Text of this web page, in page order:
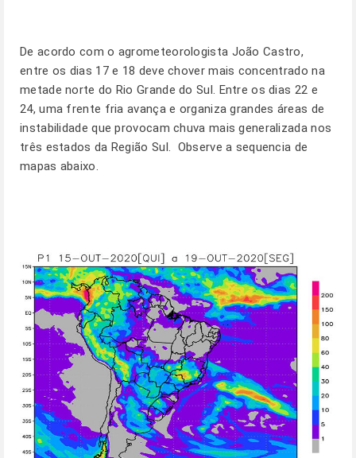
De acordo com o agrometeorologista João Castro,
entre os dias 17 e 18 deve chover mais concentrado na
metade norte do Rio Grande do Sul. Entre os dias 22 e
24, uma frente fria avança e organiza grandes áreas de
instabilidade que provocam chuva mais generalizada nos
três estados da Região Sul. Observe a sequencia de
mapas abaixo.